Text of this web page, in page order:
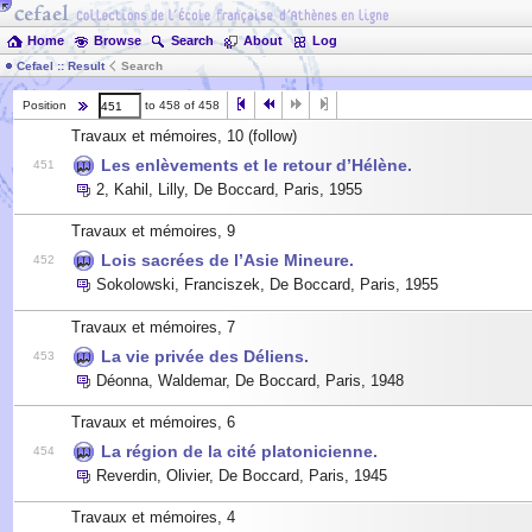
Home Browse Search About Log
Cefael :: Result Search
Position to 458 of 458
Travaux et mémoires, 10 (follow)
451 Les enlèvements et le retour d’Hélène.
2 Kahil, Lilly, De Boccard, Paris 1955
Travaux et mémoires, 9
452 Lois sacrées de l’Asie Mineure.
Sokolowski, Franciszek, De Boccard, Paris, 1955
Travaux et mémoires, 7
453 La vie privée des Déliens.
Déonna, Waldemar, De Boccard, Paris 1948
Travaux et mémoires, 6
454 La région de la cité platonicienne.
Reverdin, Olivier, De Boccard, Paris 1945
Travaux et mémoires, 4